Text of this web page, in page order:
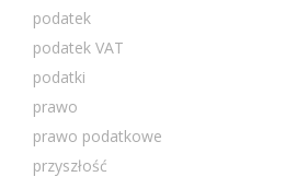
podatek
podatek VAT
podatki
prawo
prawo podatkowe
przyszłość